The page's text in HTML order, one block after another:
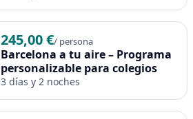
245,00 €/ persona
Barcelona a tu aire – Programa
personalizable para colegios
3 días y 2 noches